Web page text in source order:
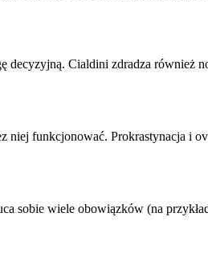
Cialdini zdradza również
niej funkcjonować. Prokrastynacja
sobie wiele obowiązków (na